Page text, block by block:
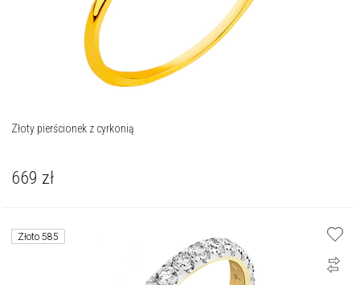
Złoty pierścionek z cyrkonią
669 zł
Złoto 585